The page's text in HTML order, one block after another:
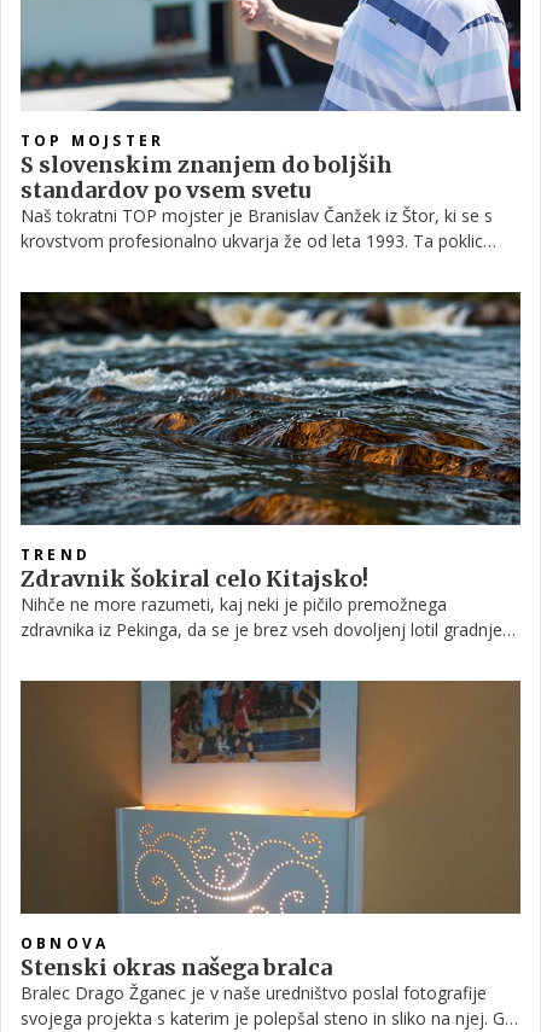
TOP MOJSTER
S slovenskim znanjem do boljših
standardov po vsem svetu
Naš tokratni TOP mojster je Branislav Čanžek iz Štor, ki se s
krovstvom profesionalno ukvarja že od leta 1993. Ta poklic
usposabljanjih, o novitetah na področju in o strokovnosti, ki jo
to delo zahteva.
TREND
Zdravnik šokiral celo Kitajsko!
Nihče ne more razumeti, kaj neki je pičilo premožnega
zdravnika iz Pekinga, da se je brez vseh dovoljenj lotil gradnje
se je že na začetku zavedal, da njegov podvig ne bo deležen
odobravanja oblasti in stanovalcev, vsekakor pa ni pričakoval
tolikšne medijske pozornosti.
OBNOVA
Stenski okras našega bralca
Bralec Drago Žganec je v naše uredništvo poslal fotografije
svojega projekta s katerim je polepšal steno in sliko na njej. Gre